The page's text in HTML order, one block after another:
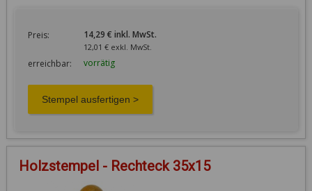
Preis: 14,29 € inkl. MwSt.
12,01 € exkl. MwSt.
erreichbar: vorrätig
Holzstempel - Rechteck 35x15